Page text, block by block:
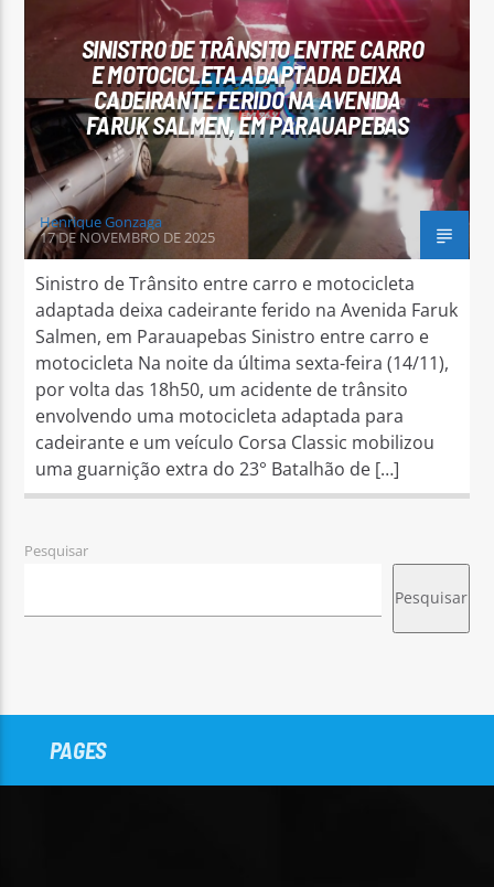
Arara Azul FM
SINISTRO DE TRÂNSITO ENTRE CARRO
E MOTOCICLETA ADAPTADA DEIXA
CADEIRANTE FERIDO NA AVENIDA
FARUK SALMEN, EM PARAUAPEBAS
Henrique Gonzaga
17 DE NOVEMBRO DE 2025
Sinistro de Trânsito entre carro e motocicleta
adaptada deixa cadeirante ferido na Avenida Faruk
Salmen, em Parauapebas Sinistro entre carro e
motocicleta Na noite da última sexta-feira (14/11),
por volta das 18h50, um acidente de trânsito
envolvendo uma motocicleta adaptada para
cadeirante e um veículo Corsa Classic mobilizou
uma guarnição extra do 23° Batalhão de […]
Pesquisar
Pesquisar
PAGES